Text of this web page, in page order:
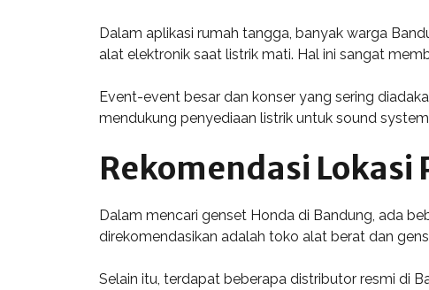
Dalam aplikasi rumah tangga, banyak warga
alat elektronik saat listrik mati. Hal ini sangat
Event-event besar dan konser yang sering
mendukung penyediaan listrik untuk sound
Rekomendasi
Dalam mencari genset Honda di Bandung, ada
direkomendasikan adalah toko alat berat dan
Selain itu, terdapat beberapa distributor resmi di